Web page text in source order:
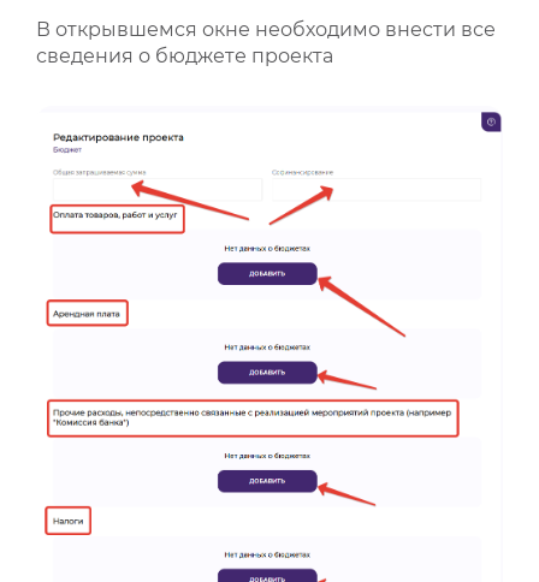
В открывшемся окне необходимо внести все
сведения о бюджете проекта